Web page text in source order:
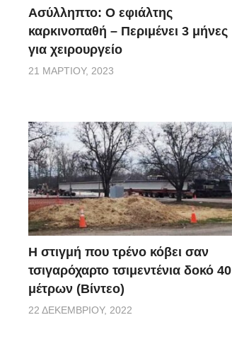
Ασύλληπτο: Ο εφιάλτης
καρκινοπαθή – Περιμένει 3 μήνες
για χειρουργείο
21 ΜΑΡΤΊΟΥ, 2023
H στιγμή που τρένο κόβει σαν
τσιγαρόχαρτο τσιμεντένια δοκό 40
μέτρων (Βίντεο)
22 ΔΕΚΕΜΒΡΊΟΥ, 2022